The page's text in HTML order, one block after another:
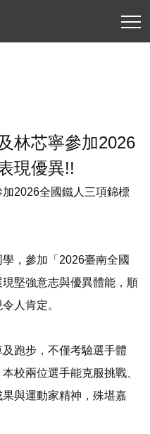
林芯寧參加2026
現優異!!
2026全國鐵人三項錦標
，參加「2026臺南全國
堅強意志與優異體能，順
人肯定。
跑步，不僅考驗選手體
校兩位選手能克服挑戰、
與運動家精神，殊堪嘉